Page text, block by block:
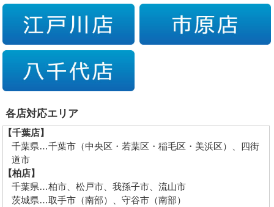
各店対応エリア
【千葉店】
千葉県…千葉市（中央区・若葉区・稲毛区・美浜区）、四街
道市
【柏店】
千葉県…柏市、松戸市、我孫子市、流山市
茨城県…取手市（南部）、守谷市（南部）